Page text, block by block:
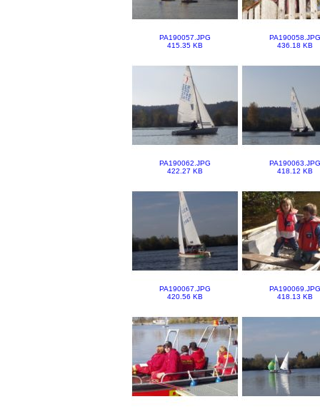
PA190057.JPG
415.35 KB
PA190058.JPG
436.18 KB
PA190062.JPG
422.27 KB
PA190063.JPG
418.12 KB
PA190067.JPG
420.56 KB
PA190069.JPG
418.13 KB